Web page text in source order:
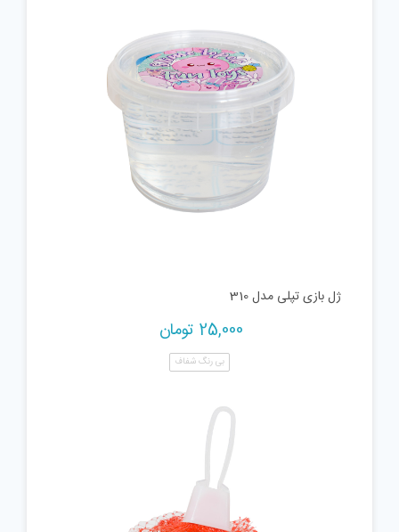
ژل بازی تپلی مدل 310
25,000 تومان
بی رنگ شفاف